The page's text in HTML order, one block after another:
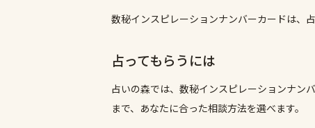
数秘インスピレーションナンバーカードは、
占ってもらうには
占いの森では、 数秘インスピレーションナン
まで、あなたに合った相談方法を選べます。